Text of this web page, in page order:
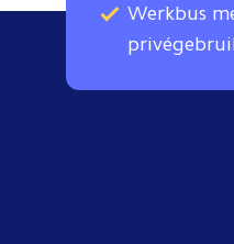
Werkbus